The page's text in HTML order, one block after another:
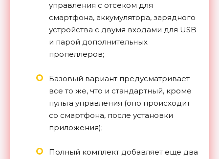
управления с отсеком для
смартфона, аккумулятора, зарядного
устройства с двумя входами для USB
и парой дополнительных
пропеллеров;
Базовый вариант предусматривает
все то же, что и стандартный, кроме
пульта управления (оно происходит
со смартфона, после установки
приложения);
Полный комплект добавляет еще два